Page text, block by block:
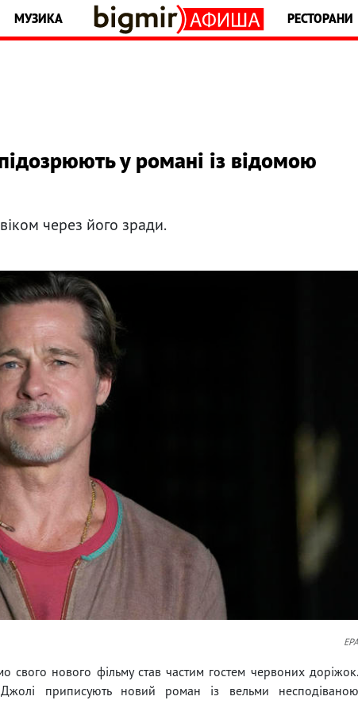
МУЗИКА РЕСТОРАНИ
у романі із відомою
через його зради.
EPA
свого нового фільму став частим гостем червоних доріжок.
приписують новий роман із вельми несподіваною